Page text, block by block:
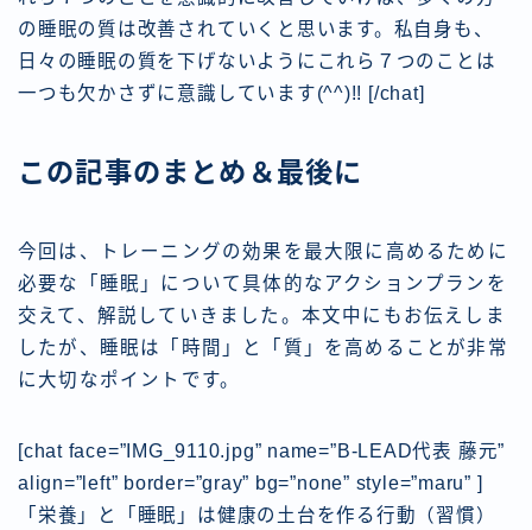
の睡眠の質は改善されていくと思います。私自身も、
日々の睡眠の質を下げないようにこれら７つのことは
一つも欠かさずに意識しています(^^)!! [/chat]
この記事のまとめ＆最後に
今回は、トレーニングの効果を最大限に高めるために
必要な「睡眠」について具体的なアクションプランを
交えて、解説していきました。本文中にもお伝えしま
したが、
睡眠は「時間」と「質」を高めることが非常
に大切なポイント です。
[chat face=”IMG_9110.jpg” name=”B-LEAD代表 藤元”
align=”left” border=”gray” bg=”none” style=”maru” ]
「栄養」と「睡眠」は健康の土台を作る行動（習慣）